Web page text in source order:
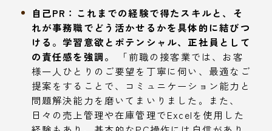
自己PR：これまでの経験で得たスキルと、そ
れが事務職でどう活かせるかを具体的に結びつ
ける。学習意欲とポテンシャル、正社員として
の責任感を強調。
「前職の接客業では、お客
様一人ひとりのご要望を丁寧に伺い、最適なご
提案をすることで、コミュニケーション能力と
問題解決能力を磨いてまいりました。また、
日々の売上管理や在庫管理でExcelを使用した